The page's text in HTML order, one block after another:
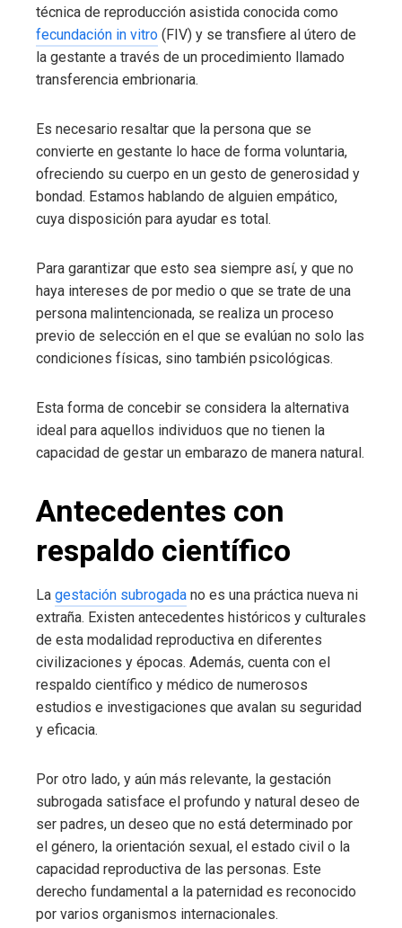
técnica de reproducción asistida conocida como
fecundación in vitro (FIV) y se transfiere al útero de
la gestante a través de un procedimiento llamado
transferencia embrionaria.
Es necesario resaltar que la persona que se
convierte en gestante lo hace de forma voluntaria,
ofreciendo su cuerpo en un gesto de generosidad y
bondad. Estamos hablando de alguien empático,
cuya disposición para ayudar es total.
Para garantizar que esto sea siempre así, y que no
haya intereses de por medio o que se trate de una
persona malintencionada, se realiza un proceso
previo de selección en el que se evalúan no solo las
condiciones físicas, sino también psicológicas.
Esta forma de concebir se considera la alternativa
ideal para aquellos individuos que no tienen la
capacidad de gestar un embarazo de manera natural.
Antecedentes con
respaldo científico
La gestación subrogada no es una práctica nueva ni
extraña. Existen antecedentes históricos y culturales
de esta modalidad reproductiva en diferentes
civilizaciones y épocas. Además, cuenta con el
respaldo científico y médico de numerosos
estudios e investigaciones que avalan su seguridad
y eficacia.
Por otro lado, y aún más relevante, la gestación
subrogada satisface el profundo y natural deseo de
ser padres, un deseo que no está determinado por
el género, la orientación sexual, el estado civil o la
capacidad reproductiva de las personas. Este
derecho fundamental a la paternidad es reconocido
por varios organismos internacionales.